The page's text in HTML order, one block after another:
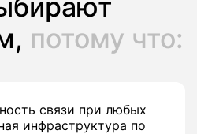
потому что:
связи при любых
инфраструктура по